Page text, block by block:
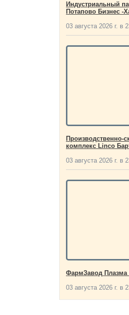
Индустриальный
Потапово Бизнес -
03 августа 2026 г. в
Производственно-
комплекс Linco
03 августа 2026 г. в
ФармЗавод Плазма
03 августа 2026 г. в